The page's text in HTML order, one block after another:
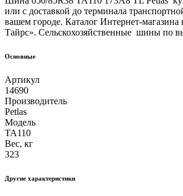
или с доставкой до терминала
вашем городе. Каталог Интернет-магазина
Тайрс». Сельскохозяйственные шины по
Основные
Артикул
14690
Производитель
Petlas
Модель
TA110
Вес, кг
323
Другие xарактеристики